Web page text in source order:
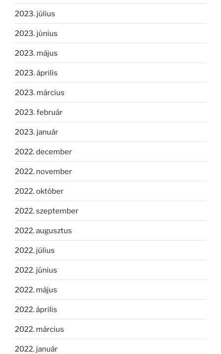
2023. július
2023. június
2023. május
2023. április
2023. március
2023. február
2023. január
2022. december
2022. november
2022. október
2022. szeptember
2022. augusztus
2022. július
2022. június
2022. május
2022. április
2022. március
2022. január